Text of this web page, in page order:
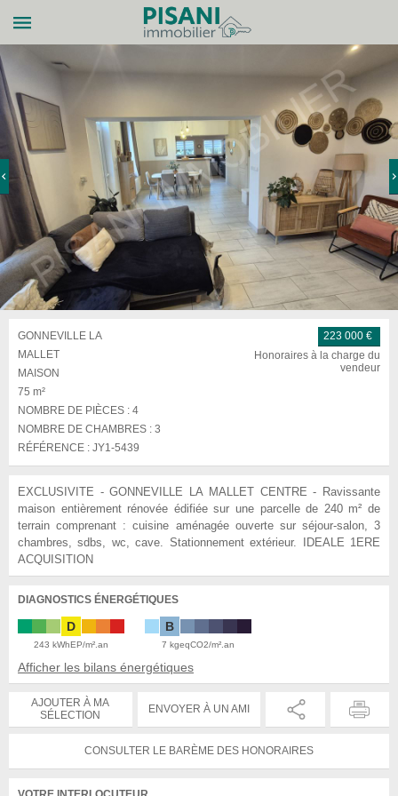
223 000 €
Honoraires à la charge du
vendeur
GONNEVILLE LA
MALLET
MAISON
75 m²
NOMBRE DE PIÈCES : 4
NOMBRE DE CHAMBRES : 3
RÉFÉRENCE : JY1-5439
EXCLUSIVITE - GONNEVILLE LA MALLET CENTRE - Ravissante
maison entièrement rénovée édifiée sur une parcelle de 240 m² de
terrain comprenant : cuisine aménagée ouverte sur séjour-salon, 3
chambres, sdbs, wc, cave. Stationnement extérieur. IDEALE 1ERE
ACQUISITION
DIAGNOSTICS ÉNERGÉTIQUES
D
243 kWhEP/m².an
B
7 kgeqCO2/m².an
Afficher les bilans énergétiques
AJOUTER À MA
SÉLECTION
ENVOYER À UN AMI
CONSULTER LE BARÈME DES HONORAIRES